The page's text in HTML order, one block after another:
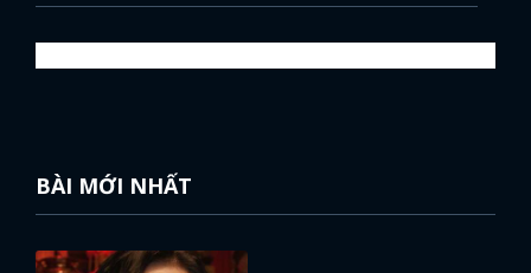
BÀI MỚI NHẤT